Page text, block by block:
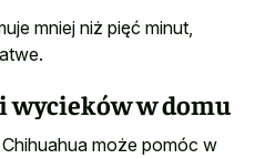
mniej niż pięć minut,
wycieków w domu
może pomóc w